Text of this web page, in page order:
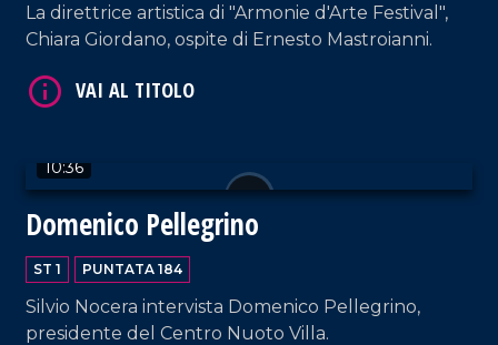
La direttrice artistica di "Armonie d'Arte Festival",
Chiara Giordano, ospite di Ernesto Mastroianni.
10:36
Domenico Pellegrino
ST 1 PUNTATA 184
Silvio Nocera intervista Domenico Pellegrino,
presidente del Centro Nuoto Villa.
VAI AL TITOLO